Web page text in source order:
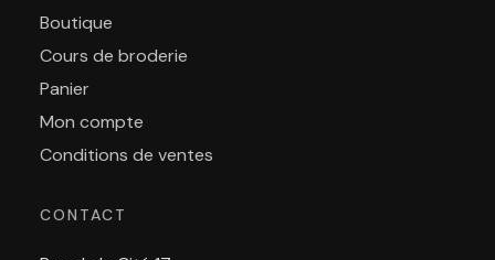
Boutique
Cours de broderie
Panier
Mon compte
Conditions de ventes
CONTACT